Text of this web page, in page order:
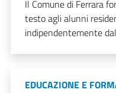
Il Comune di Ferrara
testo agli alunni
indipendentemente
EDUCAZIONE E